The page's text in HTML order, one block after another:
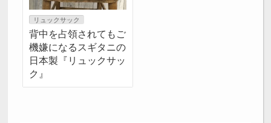
リュックサック
背中を占領されてもご
機嫌になるスギタニの
日本製『リュックサッ
ク』